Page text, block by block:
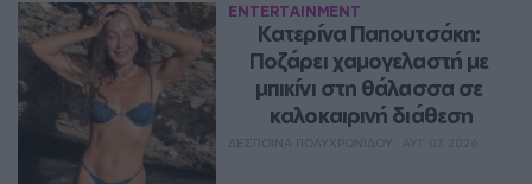
ENTERTAINMENT
Κατερίνα Παπουτσάκη:
Ποζάρει χαμογελαστή με
μπικίνι στη θάλασσα σε
καλοκαιρινή διάθεση